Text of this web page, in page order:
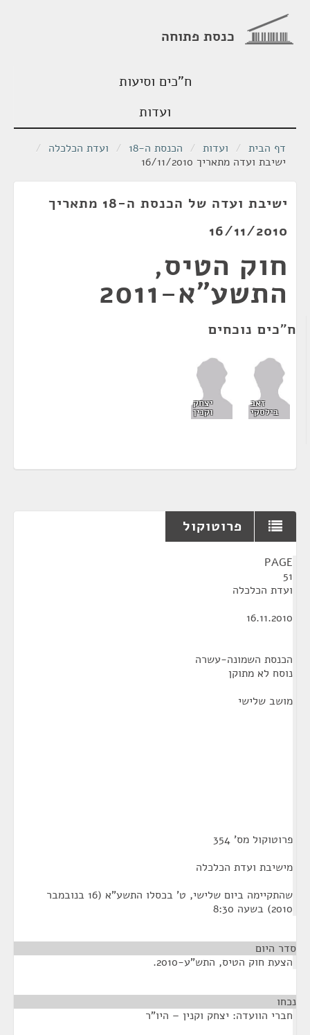
כנסת פתוחה
ח"כים וסיעות
ועדות
דף הבית / ועדות / הכנסת ה-18 / ועדת הכלכלה /
ישיבת ועדה מתאריך 16/11/2010
ישיבת ועדה של הכנסת ה-18 מתאריך
16/11/2010
חוק הטיס,
התשע"א-2011
ח"כים נוכחים
זאב
בילסקי
יצחק
וקנין
פרוטוקול
PAGE
51
ועדת הכלכלה
16.11.2010
הכנסת השמונה-עשרה
נוסח לא מתוקן
מושב שלישי
פרוטוקול מס' 354
מישיבת ועדת הכלכלה
שהתקיימה ביום שלישי, ט' בכסלו התשע"א (16 בנובמבר
2010) בשעה 8:30
סדר היום
הצעת חוק הטיס, התש"ע-2010.
נכחו
חברי הוועדה: יצחק וקנין – היו"ר